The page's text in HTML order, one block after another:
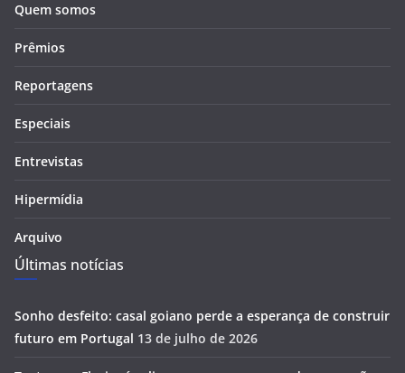
Quem somos
Prêmios
Reportagens
Especiais
Entrevistas
Hipermídia
Arquivo
Últimas notícias
Sonho desfeito: casal goiano perde a esperança de construir
futuro em Portugal 13 de julho de 2026